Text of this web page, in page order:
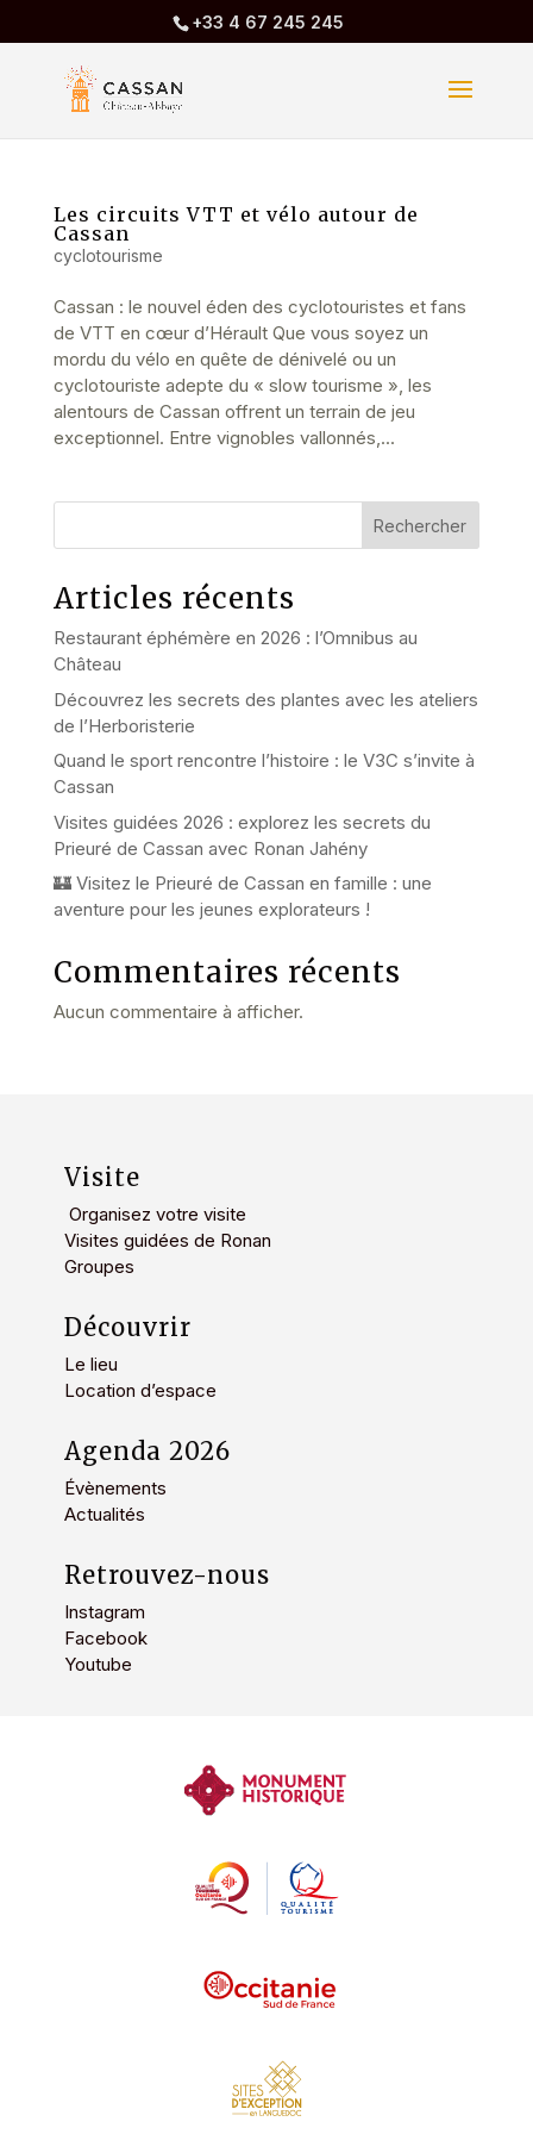
+33 4 67 245 245
Les circuits VTT et vélo autour de
Cassan
cyclotourisme
Cassan : le nouvel éden des cyclotouristes et fans
de VTT en cœur d’Hérault Que vous soyez un
mordu du vélo en quête de dénivelé ou un
cyclotouriste adepte du « slow tourisme », les
alentours de Cassan offrent un terrain de jeu
exceptionnel. Entre vignobles vallonnés,...
Rechercher
Articles récents
Restaurant éphémère en 2026 : l’Omnibus au
Château
Découvrez les secrets des plantes avec les ateliers
de l’Herboristerie
Quand le sport rencontre l’histoire : le V3C s’invite à
Cassan
Visites guidées 2026 : explorez les secrets du
Prieuré de Cassan avec Ronan Jahény
🏰 Visitez le Prieuré de Cassan en famille : une
aventure pour les jeunes explorateurs !
Commentaires récents
Aucun commentaire à afficher.
Visite
Organisez votre visite
Visites guidées de Ronan
Groupes
Découvrir
Le lieu
Location d’espace
Agenda 2026
Évènements
Actualités
Retrouvez-nous
Instagram
Facebook
Youtube